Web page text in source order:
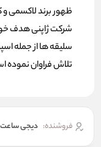
شرکت ژاپنی هدف
سلیقه ها از جمله
تلاش فراوان نموده
فروشنده: دیجی ساعت